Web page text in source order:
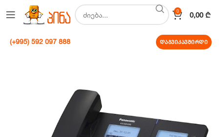
0 0,00 ₾
(+995) 592 097 888 დაგვიკავშირდი